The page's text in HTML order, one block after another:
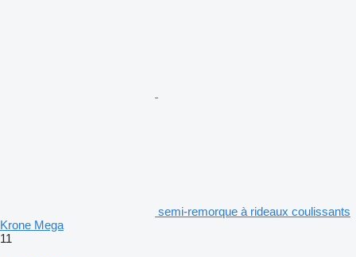
semi-remorque à rideaux coulissants
Krone Mega
11